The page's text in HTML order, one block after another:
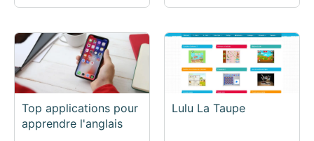
Top applications pour
apprendre l'anglais
Lulu La Taupe